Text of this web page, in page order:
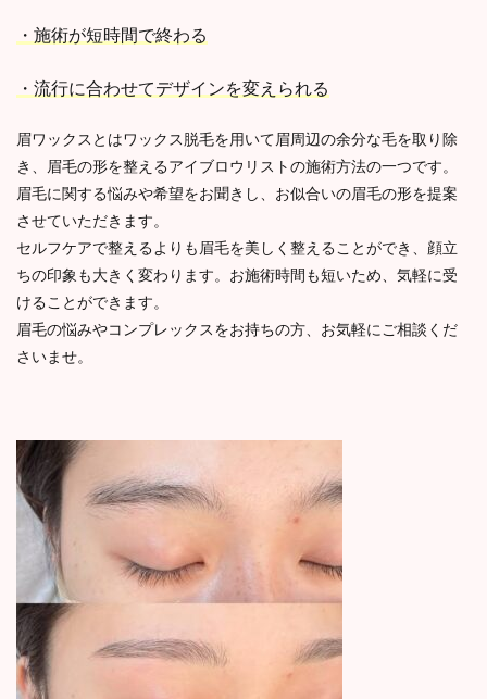
・施術が短時間で終わる
・流行に合わせてデザインを変えられる
眉ワックスとはワックス脱毛を用いて眉周辺の余分な毛を取り除
き、眉毛の形を整えるアイブロウリストの施術方法の一つです。
眉毛に関する悩みや希望をお聞きし、お似合いの眉毛の形を提案
させていただきます。
セルフケアで整えるよりも眉毛を美しく整えることができ、顔立
ちの印象も大きく変わります。お施術時間も短いため、気軽に受
けることができます。
眉毛の悩みやコンプレックスをお持ちの方、お気軽にご相談くだ
さいませ。